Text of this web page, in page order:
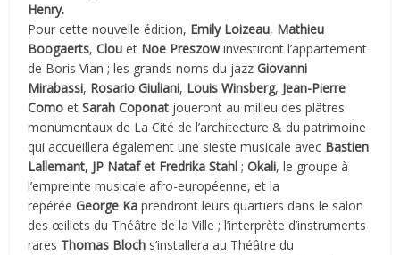
Henry.
Pour cette nouvelle édition, Emily Loizeau, Mathieu
Boogaerts,Clouet Noe Preszowinvestiront l’appartement
de Boris Vian ; les grands noms du jazzGiovanni
Mirabassi, Rosario Giuliani, Louis Winsberg, Jean-Pierre
Como etSarah Coponat joueront au milieu des plâtres
monumentaux de La Cité de l’architecture & du patrimoine
qui accueillera également une sieste musicale avec Bastien
Lallemant, JP Nataf et Fredrika Stahl ;Okali, le groupe à
l’empreinte musicale afro-européenne, et la
repéréeGeorge Kaprendront leurs quartiers dans le salon
des œillets du Théâtre de la Ville ; l’interprète d’instruments
rares Thomas Bloch s’installera au Théâtre du